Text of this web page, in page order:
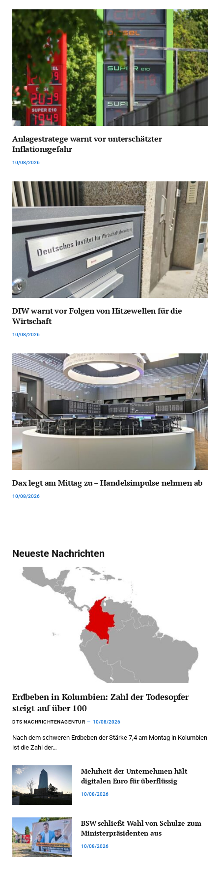
Anlagestratege warnt vor unterschätzter
Inflationsgefahr
10/08/2026
DIW warnt vor Folgen von Hitzewellen für die
Wirtschaft
10/08/2026
Dax legt am Mittag zu – Handelsimpulse nehmen ab
10/08/2026
Neueste Nachrichten
Erdbeben in Kolumbien: Zahl der Todesopfer
steigt auf über 100
DTS NACHRICHTENAGENTUR 10/08/2026
Nach dem schweren Erdbeben der Stärke 7,4 am Montag in Kolumbien
ist die Zahl der…
Mehrheit der Unternehmen hält
digitalen Euro für überflüssig
10/08/2026
BSW schließt Wahl von Schulze zum
Ministerpräsidenten aus
10/08/2026